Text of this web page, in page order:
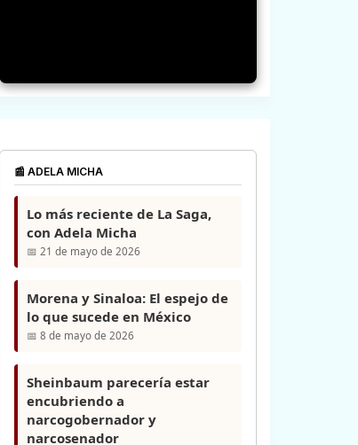
📰 ADELA MICHA
Lo más reciente de La Saga,
con Adela Micha
📅 21 de mayo de 2026
Morena y Sinaloa: El espejo de
lo que sucede en México
📅 8 de mayo de 2026
Sheinbaum parecería estar
encubriendo a
narcogobernador y
narcosenador